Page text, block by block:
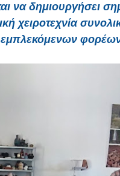
να δημιουργήσει
χειροτεχνία